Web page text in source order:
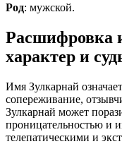
Род: мужской.
Расшифровка
характер и
Имя Зулкарнай
сопереживание,
Зулкарнай может
проницательностью и
телепатическими и